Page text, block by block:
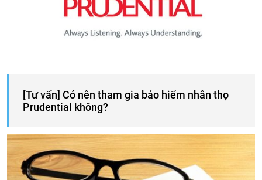
[Tư vấn] Có nên tham gia bảo hiểm nhân thọ
Prudential không?